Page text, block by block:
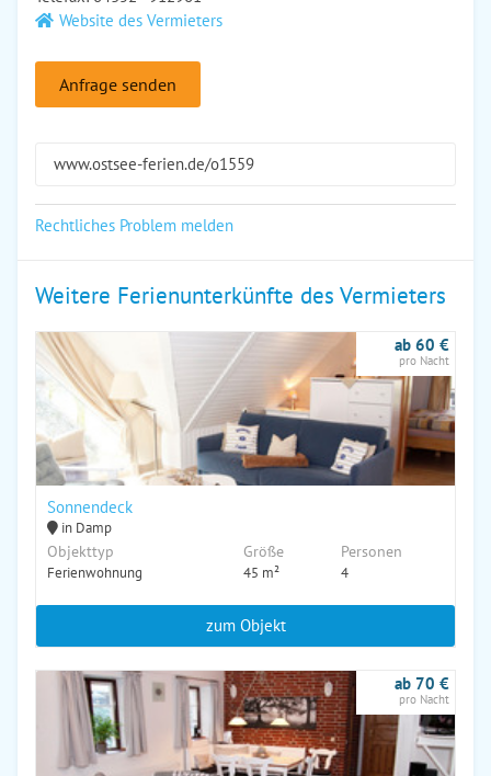
Website des Vermieters
Anfrage senden
www.ostsee-ferien.de/o1559
Rechtliches Problem melden
Weitere Ferienunterkünfte des Vermieters
Sonnendeck
in Damp
Objekttyp
Ferienwohnung
Größe
45 m²
Personen
4
ab 60 €
pro Nacht
zum Objekt
ab 70 €
pro Nacht